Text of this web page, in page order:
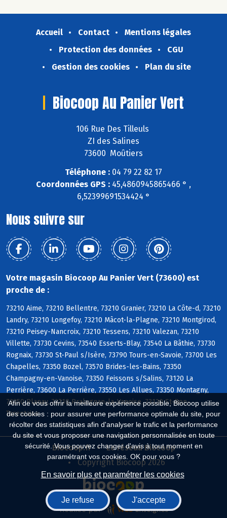
Afin de vous offrir la meilleure expérience possible, Biocoop utilise
des cookies : pour assurer une performance optimale du site, pour
récolter des statistiques afin d'analyser le trafic et la performance
du site et vous proposer une navigation personnalisée en toute
sécurité. Vous pouvez changer d'avis à tout moment en
paramétrant vos cookies. OK pour vous ?
En savoir plus et paramétrer les cookies
Je refuse J'accepte
Accueil Contact
Mentions légales
Protection des données
CGU
Gestion des cookies
Plan du site
Biocoop Au Panier Vert
106 Rue Des Tilleuls
ZI des Salines
73600 Moûtiers
Téléphone : 04 79 22 82 17
Coordonnées GPS : 45,4860945865466 ° ,
6,52399691534424 °
Nous suivre sur
Votre magasin Biocoop Au Panier Vert (73600) est
proche de :
73210 Aime, 73210 Bellentre, 73210 Granier, 73210 La Côte-d, 73210
Landry, 73210 Longefoy, 73210 Mâcot-la-Plagne, 73210 Montgirod,
73210 Peisey-Nancroix, 73210 Tessens, 73210 Valezan, 73210
Villette, 73730 Cevins, 73540 Esserts-Blay, 73540 La Bâthie, 73730
Rognaix, 73730 St-Paul s/Isère, 73790 Tours-en-Savoie, 73700 Les
Chapelles, 73350 Bozel, 73570 Brides-les-Bains, 73350
Champagny-en-Vanoise, 73350 Feissons s/Salins, 73120 La
Perrière, 73600 La Perrière, 73550 Les Allues, 73350 Montagny,
73350 Planay, 73710 Pralognan-la-Vanoise, 73120 St-Bon-
Tarentaise
Biocoop.fr
Le réseau Biocoop
Copyright Biocoop 2026
Réalisé par